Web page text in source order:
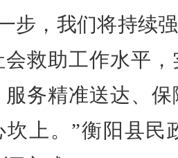
步，我们将持续
会救助工作水平
服务精准送达、
坎上。”衡阳县民